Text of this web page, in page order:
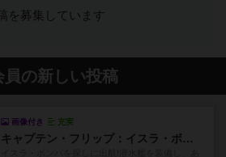
を募集しています
員の新しい投稿
画像付き 充実
キャプテン・フリップ：イスラ・ボンバ